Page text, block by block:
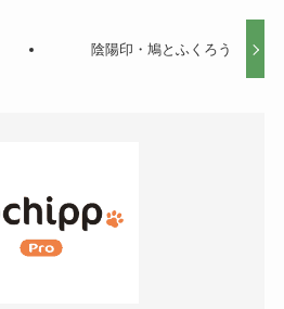
陰陽印・鳩とふくろう